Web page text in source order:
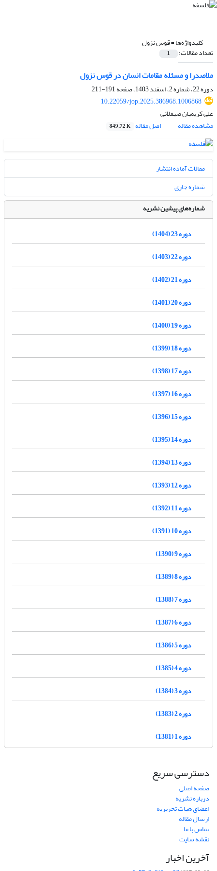
کلیدواژه‌ها =قوس نزول
تعداد مقالات: 1
ملاصدرا و مسئله مقامات انسان در قوس نزول
دوره 22، شماره 2، اسفند 1403، صفحه
191-211
10.22059/jop.2025.386968.1006868
علی کریمیان صیقلانی
مشاهده مقاله
اصل مقاله 849.72 K
مقالات آماده انتشار
شماره جاری
شماره‌های پیشین نشریه
دوره 23 (1404)
دوره 22 (1403)
دوره 21 (1402)
دوره 20 (1401)
دوره 19 (1400)
دوره 18 (1399)
دوره 17 (1398)
دوره 16 (1397)
دوره 15 (1396)
دوره 14 (1395)
دوره 13 (1394)
دوره 12 (1393)
دوره 11 (1392)
دوره 10 (1391)
دوره 9 (1390)
دوره 8 (1389)
دوره 7 (1388)
دوره 6 (1387)
دوره 5 (1386)
دوره 4 (1385)
دوره 3 (1384)
دوره 2 (1383)
دوره 1 (1381)
دسترسی سریع
صفحه اصلی
درباره نشریه
اعضای هیات تحریریه
ارسال مقاله
تماس با ما
نقشه سایت
آخرین اخبار